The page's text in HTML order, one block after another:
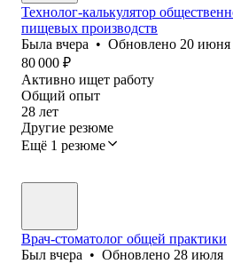
Технолог-калькулятор
пищевых производств
Была вчера • Обновлено 20 июня
80 000 ₽
Активно ищет работу
Общий опыт
28 лет
Другие резюме
Ещё 1 резюме
Врач-стоматолог общей практики
Был вчера • Обновлено 28 июля